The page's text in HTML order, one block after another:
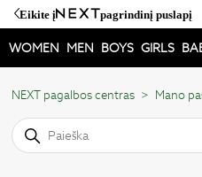
Eikite į pagrindinį puslapį
WOMEN MEN BOYS GIRLS
NEXT pagalbos centras Mano